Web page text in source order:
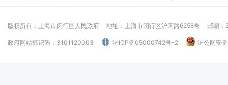
版权所有：上海市闵行区人民政府 地址：上海市闵行区沪闵路6258号 邮编：
政府网站标识码：3101120003 沪ICP备05000742号-2 沪公网安